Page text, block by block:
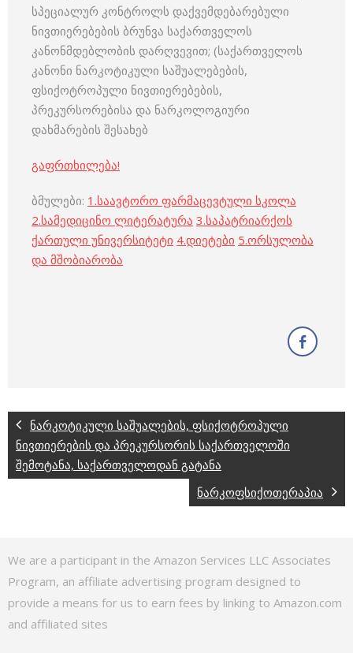
სპეციალურ კონტროლს დაქვემდებარებული
ნივთიერებების ბრუნვა საქართველოს
კანონმდებლობის დარღვევით; (საქართველოს
კანონი ნარკოტიკული საშუალებების,
ფსიქოტროპული ნივთიერებების,
პრეკურსორებისა და ნარკოლოგიური
დახმარების შესახებ
გაფრთხილება!
ბმულები: 1.საავტორო ფარმაცევტული სკოლა
2.სამედიცინო ლიტერატურა 3.საპატრიარქოს
ქართული უნივერსიტეტი 4.დიეტები 5.ორსულობა
და მშობიარობა
ნარკოტიკული საშუალების, ფსიქოტროპული
ნივთიერების და პრეკურსორის საქართველოში
შემოტანა, საქართველოდან გატანა
ნარკოფსიქოთერაპია
We are a participant in the Amazon Services LLC Associates
Program, an affiliate advertising program designed to
provide a means for us to earn fees by linking to Amazon.com
and affiliated sites